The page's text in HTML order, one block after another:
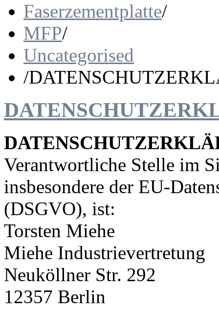
Faserzementplatte/
MFP/
Uncategorised
/
Verantwortliche Stelle im
insbesondere der EU-
(DSGVO), ist:
Torsten Miehe
Miehe Industrievertretung
Neuköllner Str. 292
12357 Berlin